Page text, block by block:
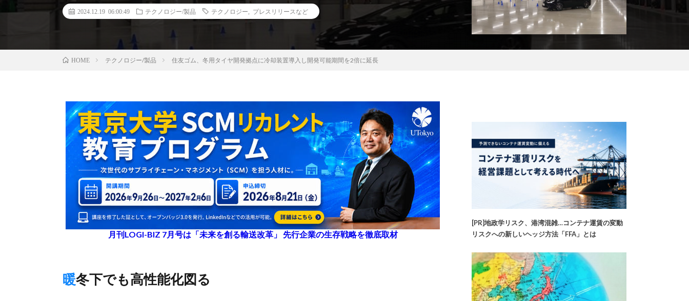
2024.12.19 06:00:49 テクノロジー/製品 テクノロジー プレスリリースなど
HOME テクノロジー/製品 住友ゴム、冬用タイヤ開発拠点に冷却装置導入し開発可能期間を2倍に延長
月刊LOGI-BIZ 7月号は「未来を創る輸送改革」 先行企業の生存戦略を徹底取材
暖冬下でも高性能化図る
[PR]地政学リスク、港湾混雑…コンテナ運賃の変動
リスクへの新しいヘッジ方法「FFA」とは